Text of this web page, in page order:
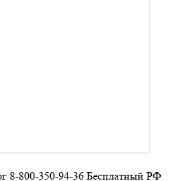
8-800-350-94-36 Бесплатный РФ